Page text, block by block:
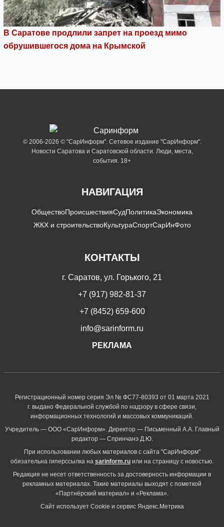
В Саратове продлили запрет на проезд мимо
обрушившегося дома на Крымской
© 2006-2026 © "СарИнформ". Сетевое издание "СарИнформ".
Новости Саратова и Саратовской области. Люди, места,
события. 18+
НАВИГАЦИЯ
ОбществоПроисшествияСудПолитикаЭкономика
ЖКХ и строительствоКультураСпортСарИнФото
КОНТАКТЫ
г. Саратов, ул. Горького, 21
+7 (917) 982-81-37
+7 (8452) 659-600
info@sarinform.ru
РЕКЛАМА
Регистрационный номер серия Эл № ФС77-80393 от 01 марта 2021
г. выдано Федеральной службой по надзору в сфере связи,
информационных технологий и массовых коммуникаций.
Учредитель — ООО «СарИнформ». Директор — Письменный А.А. Главный
редактор — Спринчанэ Д.Ю.
При использовании любых материалов с сайта "СарИнформ"
обязательна гиперссылка на sarinform.ru или на страницу с новостью.
Редакция не несет ответственность за достоверность информации в
рекламных материалах. Такие материалы выходят с пометкой
«Партнёрский материал» и «Реклама».
Сайт использует Cookie и сервиc Яндекс.Метрика